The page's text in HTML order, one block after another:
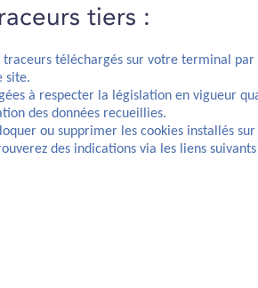
tiers :
traceurs téléchargés sur votre terminal
site.
à respecter la législation en vigueur
des données recueillies.
ou supprimer les cookies installés
des indications via les liens